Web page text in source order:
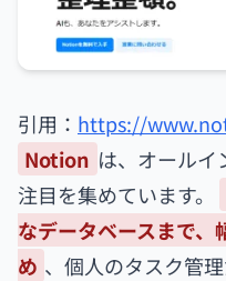
引用： https://
Notion は、オールイ
注目を集めています。
なデータベースまで、
め 、個人のタスク管